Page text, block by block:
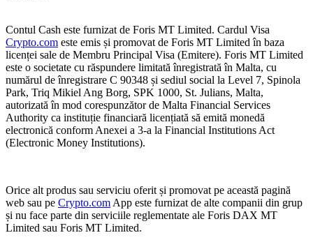
Contul Cash este furnizat de Foris MT Limited. Cardul Visa
Crypto.com este emis și promovat de Foris MT Limited în baza
licenței sale de Membru Principal Visa (Emitere). Foris MT Limited
este o societate cu răspundere limitată înregistrată în Malta, cu
numărul de înregistrare C 90348 și sediul social la Level 7, Spinola
Park, Triq Mikiel Ang Borg, SPK 1000, St. Julians, Malta,
autorizată în mod corespunzător de Malta Financial Services
Authority ca instituție financiară licențiată să emită monedă
electronică conform Anexei a 3-a la Financial Institutions Act
(Electronic Money Institutions).
Orice alt produs sau serviciu oferit și promovat pe această pagină
web sau pe Crypto.com App este furnizat de alte companii din grup
și nu face parte din serviciile reglementate ale Foris DAX MT
Limited sau Foris MT Limited.